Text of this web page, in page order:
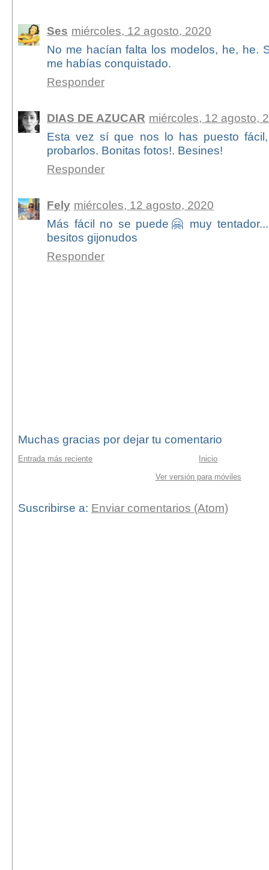
Ses miércoles, 12 agosto, 2020
No me hacían falta los modelos, he, he.
me habías conquistado.
Responder
DIAS DE AZUCAR miércoles, 12 agosto,
Esta vez sí que nos lo has puesto
probarlos. Bonitas fotos!. Besines!
Responder
Fely miércoles, 12 agosto, 2020
Más fácil no se puede🤗 muy
besitos gijonudos
Responder
Muchas gracias por dejar tu comentario
Entrada más reciente
Inicio
Ver versión para móviles
Suscribirse a: Enviar comentarios (Atom)